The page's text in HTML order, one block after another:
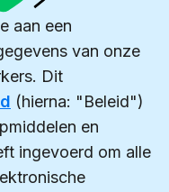
aan een
van onze
Dit
(hierna: "Beleid")
en
ingevoerd om alle